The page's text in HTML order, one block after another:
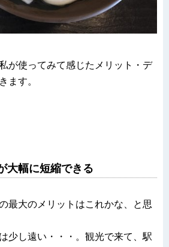
が使ってみて感じたメリット・デ
ます。
大幅に短縮できる
最大のメリットはこれかな、と思
少し遠い・・・。観光で来て、駅